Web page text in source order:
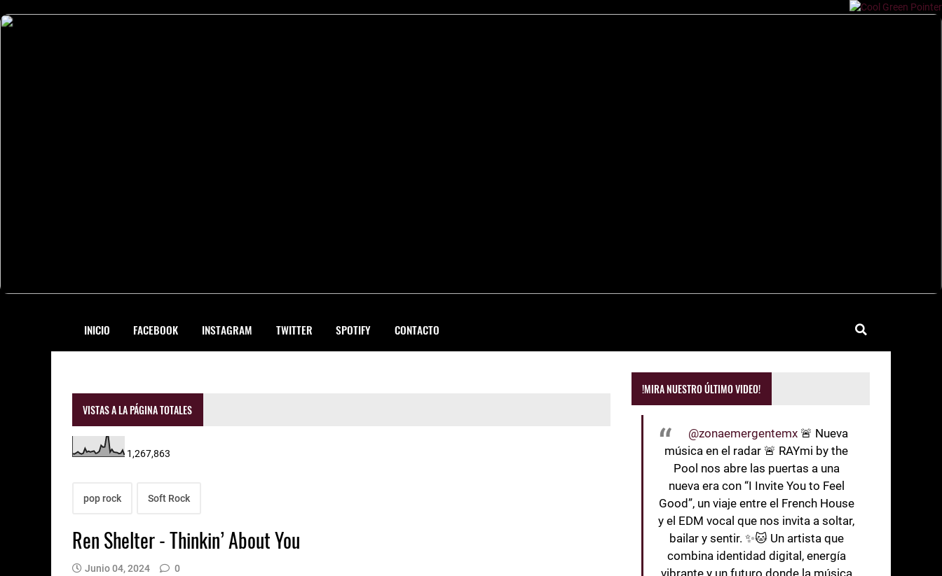
INICIO FACEBOOK INSTAGRAM TWITTER SPOTIFY CONTACTO
VISTAS A LA PÁGINA TOTALES
1,267,863
pop rock Soft Rock
Ren Shelter - Thinkin’ About You
Junio 04, 2024 0
!MIRA NUESTRO ÚLTIMO VIDEO!
@zonaemergentemx 🚨 Nueva
música en el radar 🚨 RAYmi by the
Pool nos abre las puertas a una
nueva era con “I Invite You to Feel
Good”, un viaje entre el French House
y el EDM vocal que nos invita a soltar,
bailar y sentir. ✨🐱 Un artista que
combina identidad digital, energía
vibrante y un futuro donde la música